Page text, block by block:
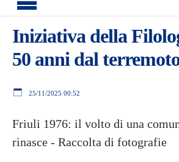
Skip to main content
Iniziativa della
50 anni dal
25/11/2025 00:52
Friuli 1976: il volto di una
rinasce - Raccolta di fotografie